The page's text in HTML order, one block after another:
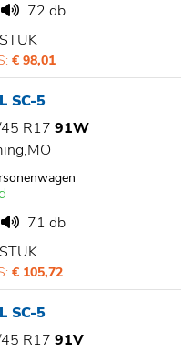
72 db
€ 98,01
SC-5
R17 91W
71 db
€ 105,72
SC-5
R17 91V